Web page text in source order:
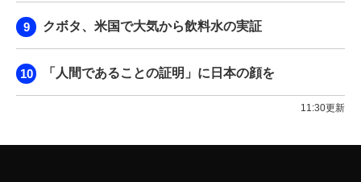
クボタ、米国で大気から飲料水の実証
「人間であることの証明」に日本の顔を
11:30更新